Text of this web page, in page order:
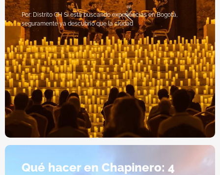
Por: Distrito CH Si está buscando experiencias en Bogotá,
seguramente ya descubrió que la ciudad
Qué hacer en Chapinero: 4